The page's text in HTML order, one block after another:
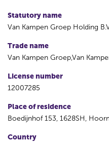
Statutory name
Van Kampen Groep Holding
Trade name
Van Kampen Groep,Van
License number
12007285
Place of residence
Boedijnhof 153, 1628SH,
Country